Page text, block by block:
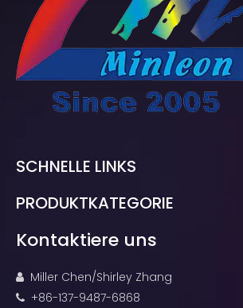
SCHNELLE LINKS
PRODUKTKATEGORIE
Kontaktiere uns
 Miller Chen/Shirley Zhang
 +86-137-9487-6868